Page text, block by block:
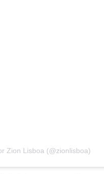
Zion Lisboa (@zionlisboa)